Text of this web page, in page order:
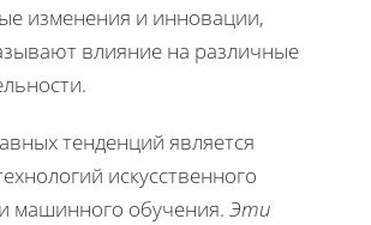
изменения и инновации,
влияние на различные
тенденций является
искусственного
машинного обучения. Эти